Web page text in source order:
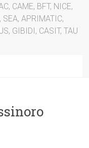
CAME, BFT, NICE,
SEA, APRIMATIC,
GIBIDI, CASIT, TAU